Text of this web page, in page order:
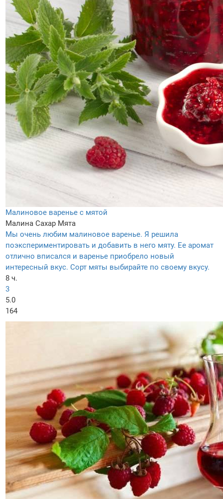
Малиновое варенье с мятой
Малина Сахар Мята
Мы очень любим малиновое варенье. Я решила
поэкспериментировать и добавить в него мяту. Ее аромат
отлично вписался и варенье приобрело новый
интересный вкус. Сорт мяты выбирайте по своему вкусу.
8 ч.
3
5.0
164